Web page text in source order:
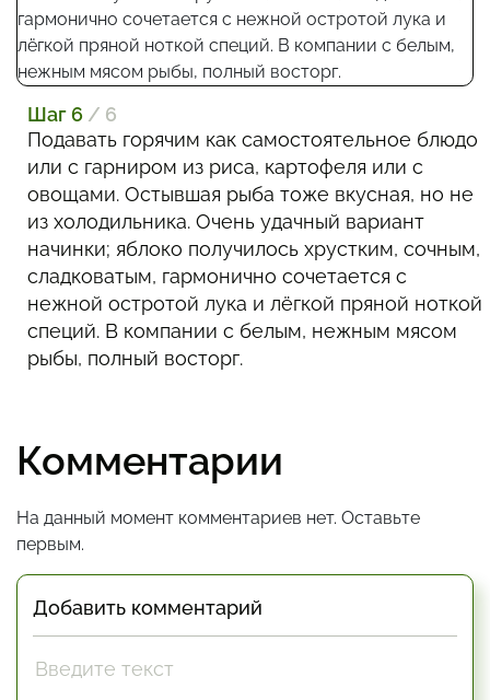
Шаг 6 / 6
Подавать горячим как самостоятельное блюдо
или с гарниром из риса, картофеля или с
овощами. Остывшая рыба тоже вкусная, но не
из холодильника. Очень удачный вариант
начинки; яблоко получилось хрустким, сочным,
сладковатым, гармонично сочетается с
нежной остротой лука и лёгкой пряной ноткой
специй. В компании с белым, нежным мясом
рыбы, полный восторг.
Комментарии
На данный момент комментариев нет. Оставьте
первым.
Добавить комментарий